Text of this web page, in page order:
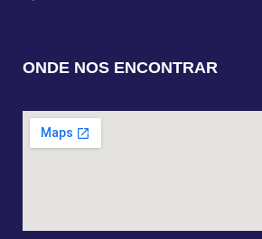
ONDE NOS ENCONTRAR